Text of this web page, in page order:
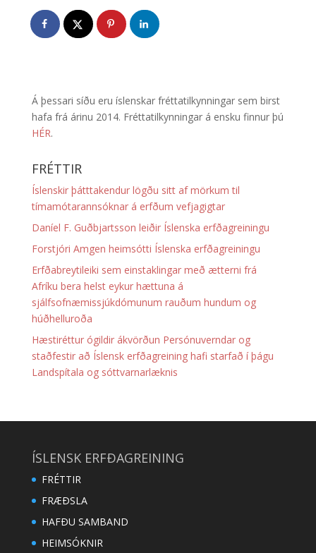
Á þessari síðu eru íslenskar fréttatilkynningar sem birst
hafa frá árinu 2014. Fréttatilkynningar á ensku finnur þú
HÉR.
FRÉTTIR
Íslenskir þátttakendur lögðu sitt af mörkum til
tímamótarannsóknar á erfðum vefjagigtar
Daníel F. Guðbjartsson leiðir Íslenska erfðagreiningu
Forstjóri Amgen heimsótti Íslenska erfðagreiningu
Erfðabreytileiki sem einstaklingar með ætterni frá
Afríku bera helst eykur hættuna á
sjálfsofnæmissjúkdómunum rauðum hundum og
húðhelluroða
Hæstiréttur ógildir ákvörðun Persónuverndar og
staðfestir að Íslensk erfðagreining hafi starfað í þágu
Landspítala og sóttvarnarlæknis
ÍSLENSK ERFÐAGREINING
FRÉTTIR
FRÆÐSLA
HAFÐU SAMBAND
HEIMSÓKNIR